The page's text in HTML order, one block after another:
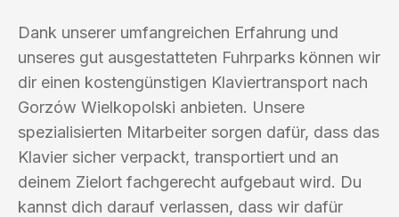
Dank unserer umfangreichen Erfahrung und
unseres gut ausgestatteten Fuhrparks können wir
dir einen kostengünstigen Klaviertransport nach
Gorzów Wielkopolski anbieten. Unsere
spezialisierten Mitarbeiter sorgen dafür, dass das
Klavier sicher verpackt, transportiert und an
deinem Zielort fachgerecht aufgebaut wird. Du
kannst dich darauf verlassen, dass wir dafür